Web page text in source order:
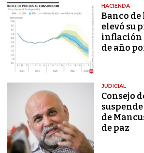
HACIENDA
Banco de
elevó su
inflación
de año
JUDICIAL
Consejo
de
de paz